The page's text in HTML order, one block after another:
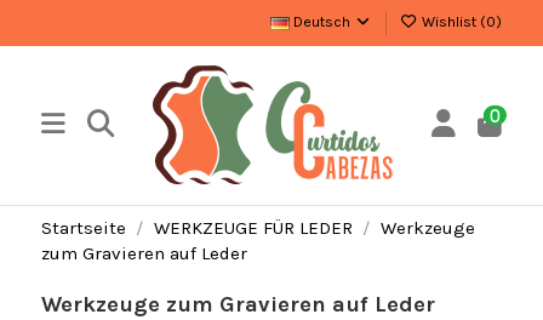
Deutsch Wishlist (0)
0
Startseite WERKZEUGE FÜR LEDER
Werkzeuge
zum Gravieren auf Leder
Werkzeuge zum Gravieren auf Leder